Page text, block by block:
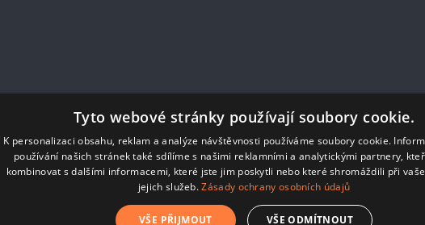
Tyto webové stránky používají soubory cookie.
K personalizaci obsahu, reklam a analýze návštěvnosti používáme soubory cookie.
používání našich stránek také sdílíme s našimi reklamními a analytickými partnery,
kombinovat s dalšími informacemi, které jste jim poskytli nebo které shromáždili při
jejich služeb.Zásady ochrany osobních údajů
VŠE PŘIJMOUT VŠE ODMÍTNOUT